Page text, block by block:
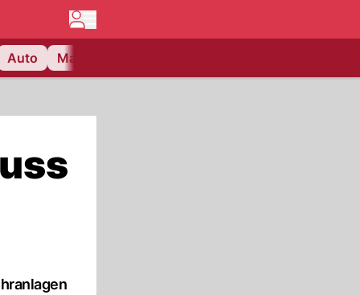
Auto Matchcenter